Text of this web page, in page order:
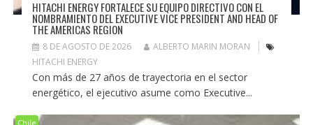
HITACHI ENERGY FORTALECE SU EQUIPO DIRECTIVO CON EL
NOMBRAMIENTO DEL EXECUTIVE VICE PRESIDENT AND HEAD OF
THE AMERICAS REGION
8 DE AGOSTO DE 2026
ALBERTO MARIN MORAN
HITACHI ENERGY
Con más de 27 años de trayectoria en el sector
energético, el ejecutivo asume como Executive...
Chile